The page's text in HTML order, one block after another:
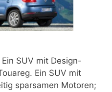
SUV mit Design-
Ein SUV mit
sparsamen Motoren;